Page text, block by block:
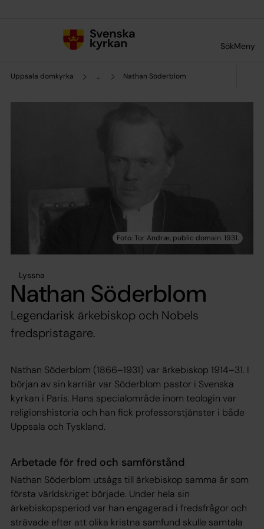
SökMeny
Uppsala domkyrka ... Nathan Söderblom
Lyssna
Nathan Söderblom
Legendarisk ärkebiskop och Nobels
fredspristagare.
Nathan Söderblom (1866–1931) var ärkebiskop 1914–31. I
början av sin karriär var Söderblom pastor i Svenska
kyrkan i Paris. Hans specialområde inom teologin var
religionshistoria och han fick professorstjänster i både
Uppsala och Tyskland.
Arbetade för fred och samförstånd
Nathan Söderblom utsågs till ärkebiskop samma år som
första världskriget började. Under hela sin
ärkebiskopsperiod var han engagerad i fredsfrågor och
strävade efter att olika kristna samfund skulle samtala